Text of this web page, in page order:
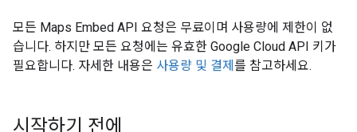
모든 Maps Embed API 요청은 무료이며 사용량에 제한이 없
습니다. 하지만 모든 요청에는 유효한 Google Cloud API 키가
필요합니다. 자세한 내용은 사용량 및 결제 를 참고하세요.
시작하기 전에